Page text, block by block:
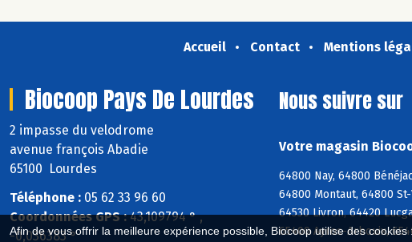
Afin de vous offrir la meilleure expérience possible, Biocoop utilise des
Accueil Contact Mentions
Biocoop Pays De Lourdes
2 impasse du velodrome
avenue françois Abadie
65100 Lourdes
Téléphone : 05 62 33 96 60
Coordonnées GPS :43,109794 ° ,
-0,036383 °
Nous suivre sur
Votre magasin
64800 Nay, 64800
64800 Montaut, 64800
64530 Livron, 64420
65400 Ayros-Arbouix,